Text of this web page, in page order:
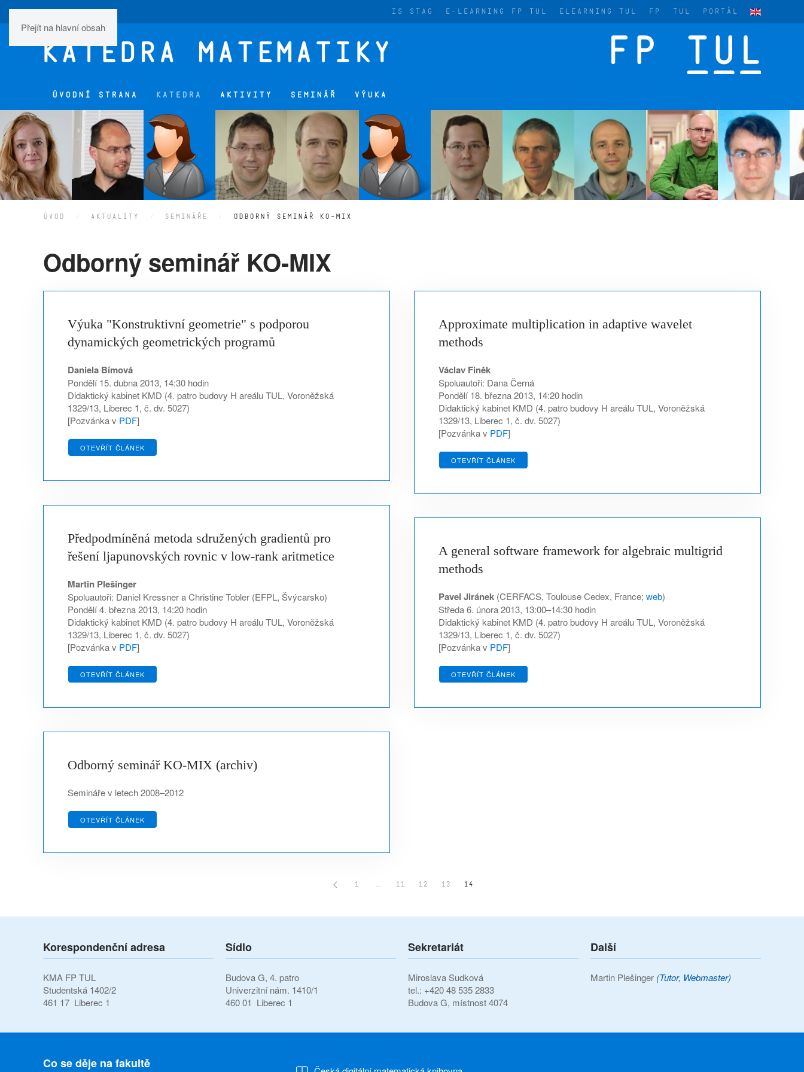
Přejít na hlavní obsah
IS STAG E-LEARNING FP TUL ELEARNING TUL FP TUL PORTÁL
ÚVODNÍ STRANA KATEDRA AKTIVITY SEMINÁŘ VÝUKA
ÚVOD AKTUALITY SEMINÁŘE ODBORNÝ SEMINÁŘ KO-MIX
Odborný seminář KO-MIX
Výuka "Konstruktivní geometrie" s podporou
dynamických geometrických programů
Daniela Bímová
Pondělí 15. dubna 2013, 14:30 hodin
Didaktický kabinet KMD (4. patro budovy H areálu TUL, Voroněžská
1329/13, Liberec 1, č. dv. 5027)
[Pozvánka v PDF]
OTEVŘÍT ČLÁNEK
Approximate multiplication in adaptive wavelet
methods
Václav Finěk
Spoluautoři: Dana Černá
Pondělí 18. března 2013, 14:20 hodin
Didaktický kabinet KMD (4. patro budovy H areálu TUL, Voroněžská
1329/13, Liberec 1, č. dv. 5027)
[Pozvánka v PDF]
OTEVŘÍT ČLÁNEK
Předpodmíněná metoda sdružených gradientů pro
řešení ljapunovských rovnic v low-rank aritmetice
Martin Plešinger
Spoluautoři: Daniel Kressner a Christine Tobler (EFPL, Švýcarsko)
Pondělí 4. března 2013, 14:20 hodin
Didaktický kabinet KMD (4. patro budovy H areálu TUL, Voroněžská
1329/13, Liberec 1, č. dv. 5027)
[Pozvánka v PDF]
OTEVŘÍT ČLÁNEK
A general software framework for algebraic multigrid
methods
Pavel Jiránek (CERFACS, Toulouse Cedex, France; web)
Středa 6. února 2013, 13:00–14:30 hodin
Didaktický kabinet KMD (4. patro budovy H areálu TUL, Voroněžská
1329/13, Liberec 1, č. dv. 5027)
[Pozvánka v PDF]
OTEVŘÍT ČLÁNEK
Odborný seminář KO-MIX (archiv)
Semináře v letech 2008–2012
OTEVŘÍT ČLÁNEK
1 … 11 12 13 14
Korespondenční adresa
KMA FP TUL
Studentská 1402/2
461 17 Liberec 1
Sídlo
Budova G, 4. patro
Univerzitní nám. 1410/1
460 01 Liberec 1
Sekretariát
Miroslava Sudková
tel.: +420 48 535 2833
Budova G, místnost 4074
Další
Martin Plešinger (Tutor, Webmaster)
Co se děje na fakultě